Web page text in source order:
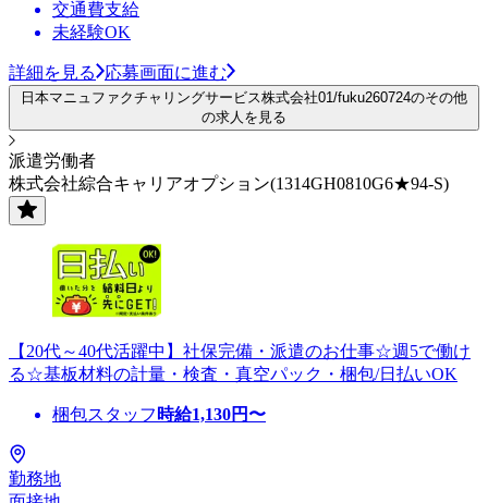
交通費支給
未経験OK
詳細を見る 応募画面に進む
日本マニュファクチャリングサービス株式会社01/fuku260724のその他
の求人を見る
派遣労働者
株式会社綜合キャリアオプション(1314GH0810G6★94-S)
【20代～40代活躍中】社保完備・派遣のお仕事☆週5で働け
る☆基板材料の計量・検査・真空パック・梱包/日払いOK
梱包スタッフ 時給1,130円〜
勤務地